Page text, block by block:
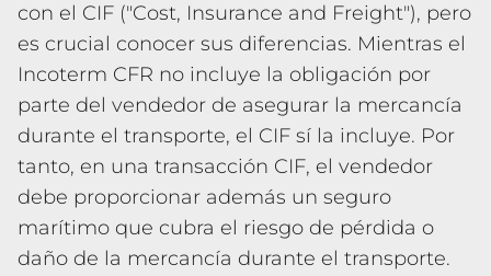
con el CIF ("Cost, Insurance and Freight"), pero
es crucial conocer sus diferencias. Mientras el
Incoterm CFR no incluye la obligación por
parte del vendedor de asegurar la mercancía
durante el transporte, el CIF sí la incluye. Por
tanto, en una transacción CIF, el vendedor
debe proporcionar además un seguro
marítimo que cubra el riesgo de pérdida o
daño de la mercancía durante el transporte.